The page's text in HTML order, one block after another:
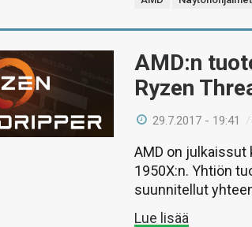
AMD:n
Ryzen
29.7.2017 - 19:41
AMD on julkaissut
1950X:n. Yhtiön
suunnitellut
Lue lisää